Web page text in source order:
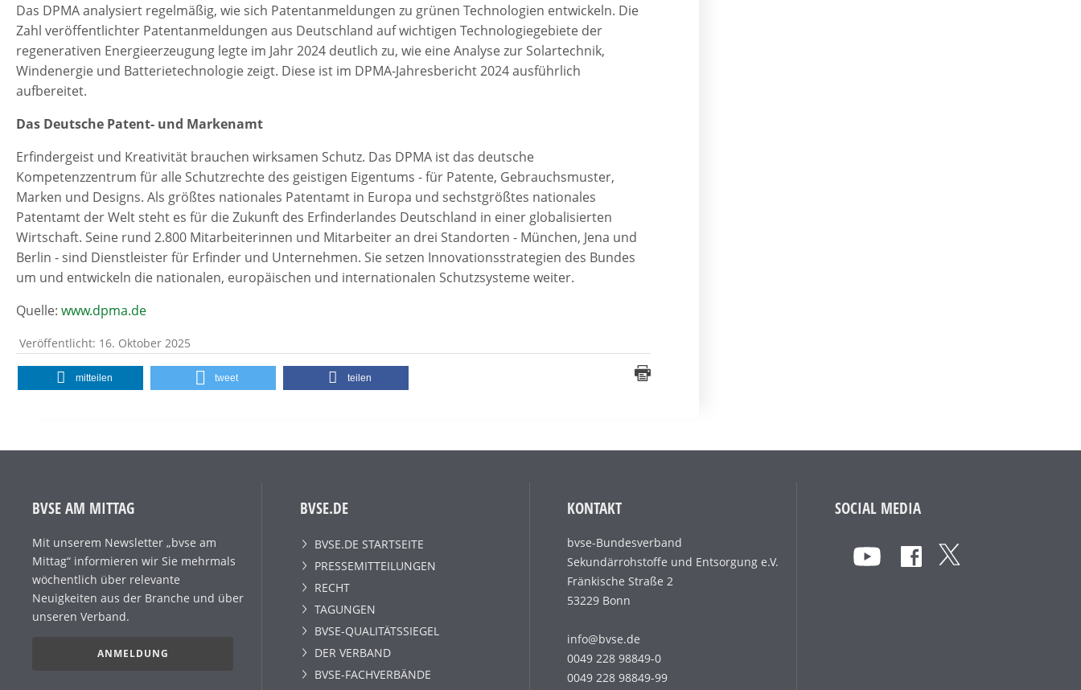
Das DPMA analysiert regelmäßig, wie sich Patentanmeldungen zu grünen Technologien entwickeln. Die
Zahl veröffentlichter Patentanmeldungen aus Deutschland auf wichtigen Technologiegebiete der
regenerativen Energieerzeugung legte im Jahr 2024 deutlich zu, wie eine Analyse zur Solartechnik,
Windenergie und Batterietechnologie zeigt. Diese ist im DPMA-Jahresbericht 2024 ausführlich
aufbereitet.
Das Deutsche Patent- und Markenamt
Erfindergeist und Kreativität brauchen wirksamen Schutz. Das DPMA ist das deutsche
Kompetenzzentrum für alle Schutzrechte des geistigen Eigentums - für Patente, Gebrauchsmuster,
Marken und Designs. Als größtes nationales Patentamt in Europa und sechstgrößtes nationales
Patentamt der Welt steht es für die Zukunft des Erfinderlandes Deutschland in einer globalisierten
Wirtschaft. Seine rund 2.800 Mitarbeiterinnen und Mitarbeiter an drei Standorten - München, Jena und
Berlin - sind Dienstleister für Erfinder und Unternehmen. Sie setzen Innovationsstrategien des Bundes
um und entwickeln die nationalen, europäischen und internationalen Schutzsysteme weiter.
Quelle: www.dpma.de
Veröffentlicht: 16. Oktober 2025
mitteilen tweet teilen
BVSE AM MITTAG
Mit unserem Newsletter „bvse am
Mittag“ informieren wir Sie mehrmals
wöchentlich über relevante
Neuigkeiten aus der Branche und über
unseren Verband.
ANMELDUNG
BVSE.DE
BVSE.DE STARTSEITE
PRESSEMITTEILUNGEN
RECHT
TAGUNGEN
BVSE-QUALITÄTSSIEGEL
DER VERBAND
BVSE-FACHVERBÄNDE
KONTAKT
bvse-Bundesverband
Sekundärrohstoffe und Entsorgung e.V.
Fränkische Straße 2
53229 Bonn
info@bvse.de
0049 228 98849-0
0049 228 98849-99
SOCIAL MEDIA